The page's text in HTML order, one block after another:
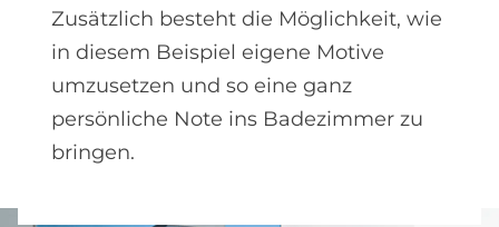
Zusätzlich besteht die Möglichkeit, wie
in diesem Beispiel eigene Motive
umzusetzen und so eine ganz
persönliche Note ins Badezimmer zu
bringen.